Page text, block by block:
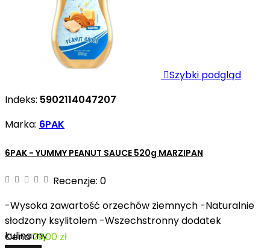
Szybki podgląd
Indeks: 5902114047207
Marka: 6PAK
6PAK - YUMMY PEANUT SAUCE 520g MARZIPAN
Recenzje: 0
-Wysoka zawartość orzechów ziemnych -Naturalnie
słodzony ksylitolem -Wszechstronny dodatek
kulinarny
Cena29,00 zł